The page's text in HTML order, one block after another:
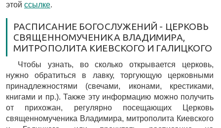
этой ссылке.
РАСПИСАНИЕ БОГОСЛУЖЕНИЙ - ЦЕРКОВЬ
СВЯЩЕННОМУЧЕНИКА ВЛАДИМИРА,
МИТРОПОЛИТА КИЕВСКОГО И ГАЛИЦКОГО
Чтобы узнать, во сколько открывается церковь,
нужно обратиться в лавку, торгующую церковными
принадлежностями (свечами, иконами, крестиками,
книгами и пр.). Также эту информацию можно получить
от прихожан, регулярно посещающих Церковь
священномученика Владимира, митрополита Киевского